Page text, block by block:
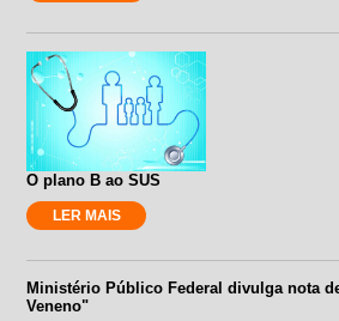
O plano B ao SUS
LER MAIS
Ministério Público Federal divulga nota
Veneno"